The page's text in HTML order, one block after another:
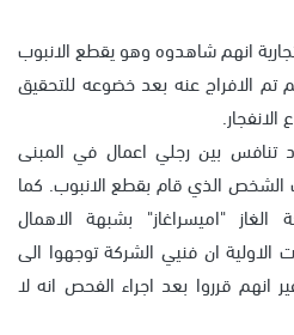
انهم شاهدوه وهو يقطع الانبوب
الافراج عنه بعد خضوعه للتحقيق
تنافس بين رجلي اعمال في المبنى
الشخص الذي قام بقطع الانبوب. كما
"اميسراغاز" بشبهة الاهمال
الاولية ان فنيي الشركة توجهوا الى
انهم قرروا بعد اجراء الفحص انه لا